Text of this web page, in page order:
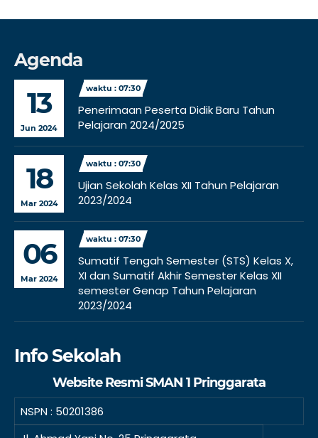
Agenda
13
Jun 2024
waktu : 07:30
Penerimaan Peserta Didik Baru Tahun
Pelajaran 2024/2025
18
Mar 2024
waktu : 07:30
Ujian Sekolah Kelas XII Tahun Pelajaran
2023/2024
06
Mar 2024
waktu : 07:30
Sumatif Tengah Semester (STS) Kelas X,
XI dan Sumatif Akhir Semester Kelas XII
semester Genap Tahun Pelajaran
2023/2024
Info Sekolah
Website Resmi SMAN 1 Pringgarata
NSPN : 50201386